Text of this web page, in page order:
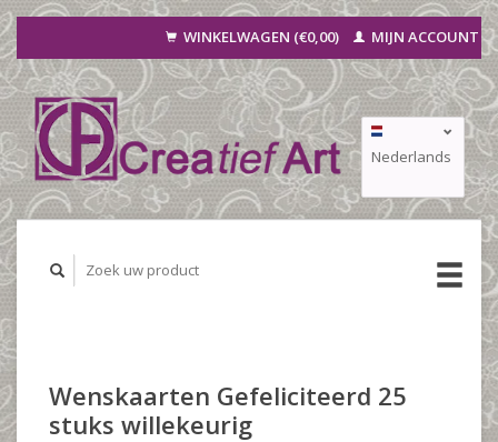
WINKELWAGEN (€0,00) MIJN ACCOUNT
Nederlands
Deutsch
Wenskaarten Gefeliciteerd 25
stuks willekeurig